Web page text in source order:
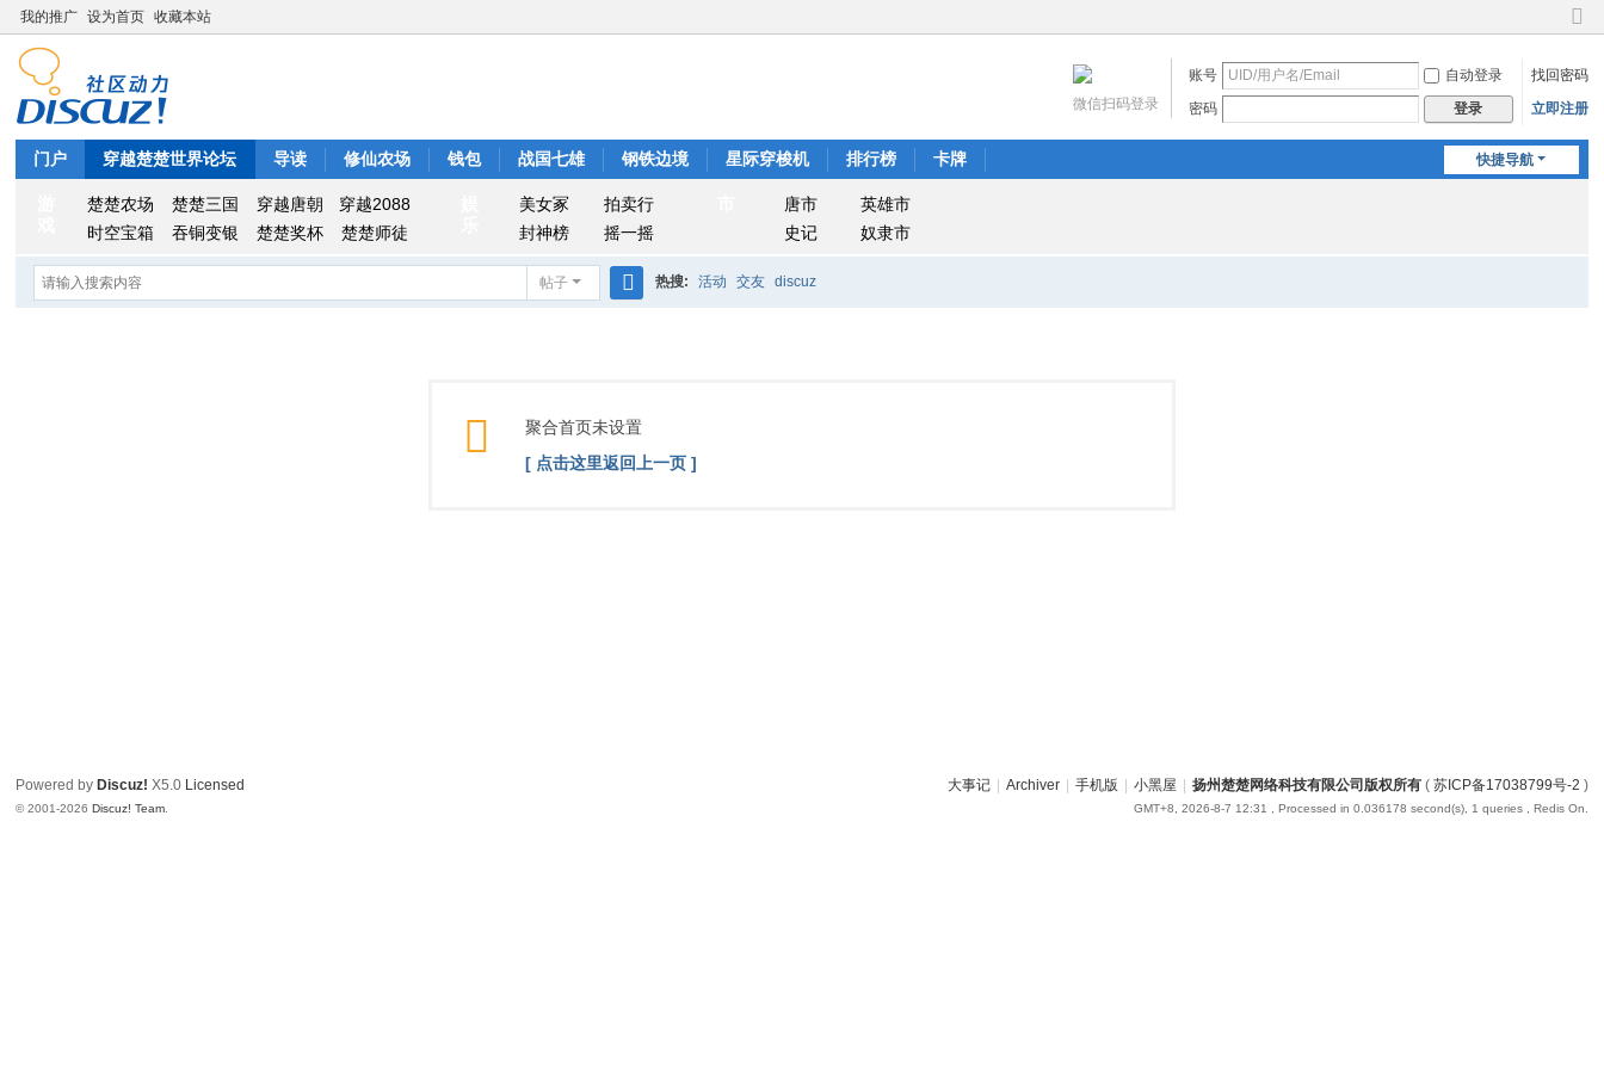
我的推广 设为首页 收藏本站
切
到
窄
账号 自动登录
找回密码
密码
登录 立即注册
微信扫码登录
快捷导航
门户 穿越楚楚世界论坛 导读 修仙农场 钱包 战国七雄 钢铁边境 星际穿梭机 排行榜 卡牌
楚楚农场 楚楚三国 穿越唐朝
穿越2088
时空宝箱
吞铜变银 楚楚奖杯 楚楚师徒
美女冢
拍卖行
封神榜
摇一摇
唐市
英雄市
史记
奴隶市
帖子 热搜: 活动 交友 discuz
聚合首页未设置
[ 点击这里返回上一页 ]
大事记 Archiver 手机版 小黑屋 扬州楚楚网络科技有限公司版权所有( 苏ICP备17038799号-2 )
GMT+8, 2026-8-7 12:31 , Processed in 0.036178 second(s), 1 queries , Redis On.
Powered by Discuz! X5.0 Licensed
© 2001-2026Discuz! Team